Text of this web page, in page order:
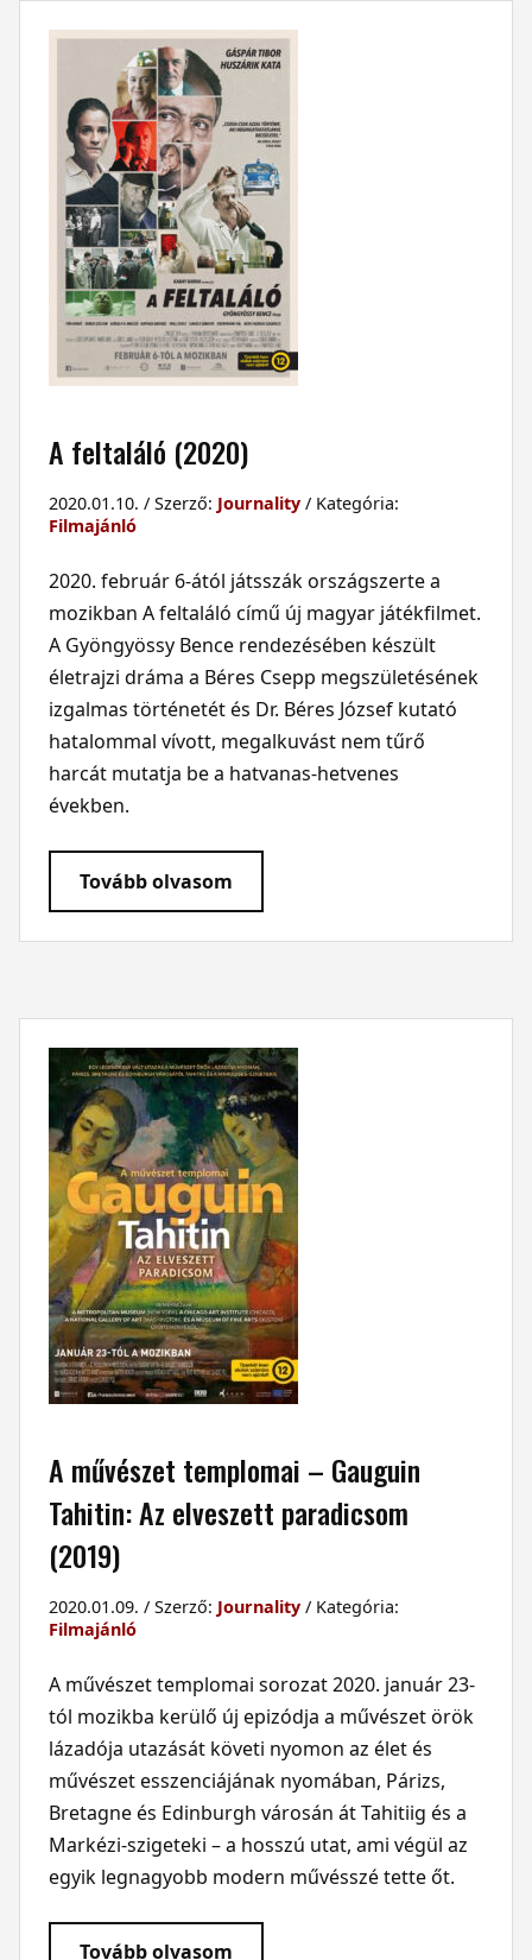
A feltaláló (2020)
2020.01.10. / Szerző: Journality/ Kategória:
Filmajánló
2020. február 6-ától játsszák országszerte a
mozikban A feltaláló című új magyar játékfilmet.
A Gyöngyössy Bence rendezésében készült
életrajzi dráma a Béres Csepp megszületésének
izgalmas történetét és Dr. Béres József kutató
hatalommal vívott, megalkuvást nem tűrő
harcát mutatja be a hatvanas-hetvenes
években.
Tovább olvasom
A művészet templomai – Gauguin
Tahitin: Az elveszett paradicsom
(2019)
2020.01.09. / Szerző: Journality/ Kategória:
Filmajánló
A művészet templomai sorozat 2020. január 23-
tól mozikba kerülő új epizódja a művészet örök
lázadója utazását követi nyomon az élet és
művészet esszenciájának nyomában, Párizs,
Bretagne és Edinburgh városán át Tahitiig és a
Markézi-szigeteki – a hosszú utat, ami végül az
egyik legnagyobb modern művésszé tette őt.
Tovább olvasom